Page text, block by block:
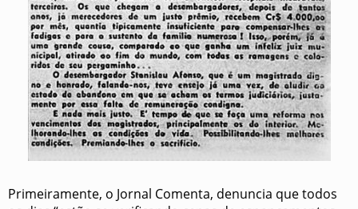
Primeiramente, o Jornal Comenta, denuncia que todos